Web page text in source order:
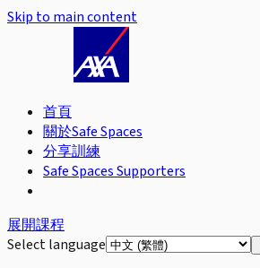
Skip to main content
首頁
關於Safe Spaces
分享訓練
Safe Spaces Supporters
展開課程
Select language